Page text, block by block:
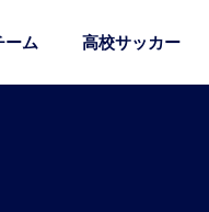
ーム 高校サッカー